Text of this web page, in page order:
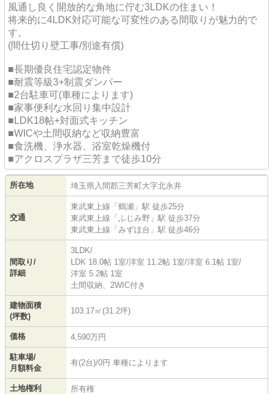
風通し良く開放的な角地に佇む3LDKの住まい！
将来的に4LDK対応可能な可変性のある間取りが魅力的で
す。
(間仕切り壁工事/別途有償)
■長期優良住宅認定物件
■耐震等級3+制震ダンパー
■2台駐車可(車種によります)
■家事便利な水回り集中設計
■LDK18帖+対面式キッチン
■WICや土間収納など収納豊富
■食洗機、浄水器、浴室乾燥機付
■アクロスプラザ三芳まで徒歩10分
所在地 埼玉県入間郡三芳町大字北永井
交通
東武東上線 「 鶴瀬 」駅 徒歩25分
東武東上線 「 ふじみ野 」駅 徒歩37分
東武東上線 「 みずほ台 」駅 徒歩46分
間取り/
詳細
3LDK/
LDK 18.0帖 1室/洋室 11.2帖 1室/洋室 6.1帖 1室/
洋室 5.2帖 1室
土間収納、2WIC付き
建物面積
(坪数)
103.17㎡(31.2坪)
価格 4,590万円
駐車場/
月額料金
有(2台)/0円 車種によります
土地権利 所有権